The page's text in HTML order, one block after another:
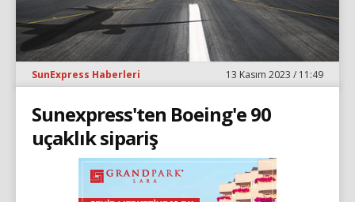
SunExpress Haberleri 13 Kasım 2023 / 11:49
Sunexpress'ten Boeing'e 90
uçaklık sipariş